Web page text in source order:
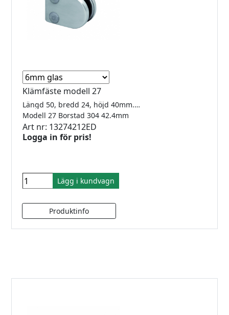
Klämfäste modell 27
Längd 50, bredd 24, höjd 40mm. För 6-10mm glas
Modell 27 Borstad 304 42.4mm
Art nr: 13274212ED
Logga in för pris!
Lägg i kundvagn